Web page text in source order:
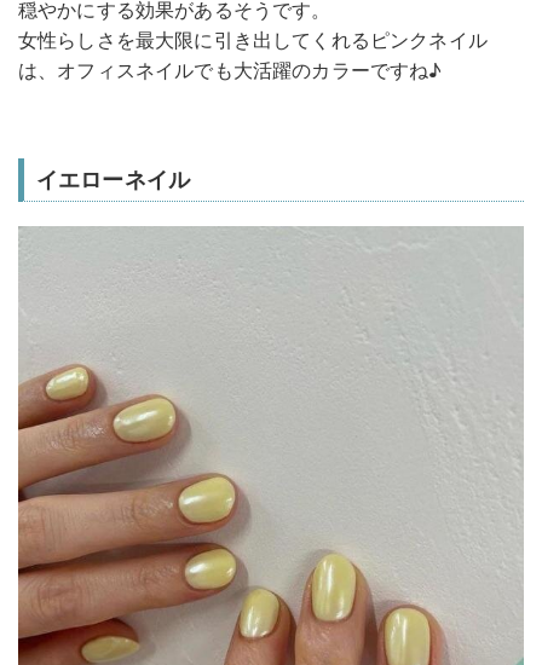
穏やかにする効果があるそうです。
女性らしさを最大限に引き出してくれるピンクネイル
は、オフィスネイルでも大活躍のカラーですね♪
イエローネイル